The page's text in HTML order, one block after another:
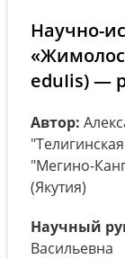
Научно-
eduIis) —
Автор:
"Мегино-
(Якутия)
Научный
Васильевна